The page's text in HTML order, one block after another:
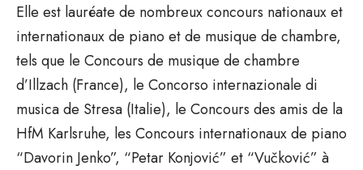
Elle est lauréate de nombreux concours nationaux et
internationaux de piano et de musique de chambre,
tels que le Concours de musique de chambre
d’Illzach (France), le Concorso internazionale di
musica de Stresa (Italie), le Concours des amis de la
HfM Karlsruhe, les Concours internationaux de piano
“Davorin Jenko”, “Petar Konjović” et “Vučković” à